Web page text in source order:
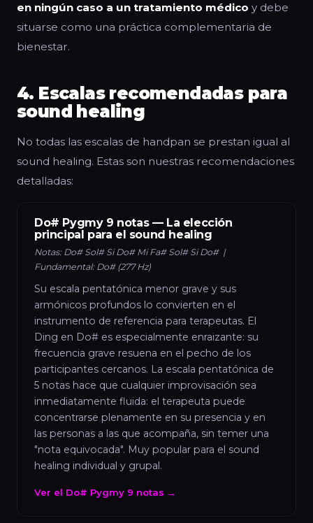
en ningún caso a un tratamiento médico y debe
situarse como una práctica complementaria de
bienestar.
4. Escalas recomendadas para
sound healing
No todas las escalas de handpan se prestan igual al
sound healing. Estas son nuestras recomendaciones
detalladas:
Do# Pygmy 9 notas — La elección
principal para el sound healing
Notas: Do# Sol# Si Do# Mi Fa# Sol# Si Do# |
Fundamental: Do# (277 Hz)
Su escala pentatónica menor grave y sus
armónicos profundos lo convierten en el
instrumento de referencia para terapeutas. El
Ding en Do# es especialmente enraizante: su
frecuencia grave resuena en el pecho de los
participantes cercanos. La escala pentatónica de
5 notas hace que cualquier improvisación sea
inmediatamente fluida: el terapeuta puede
concentrarse plenamente en su presencia y en
las personas a las que acompaña, sin temer una
"nota equivocada". Muy popular para el sound
healing individual y grupal.
Ver el Do# Pygmy 9 notas →